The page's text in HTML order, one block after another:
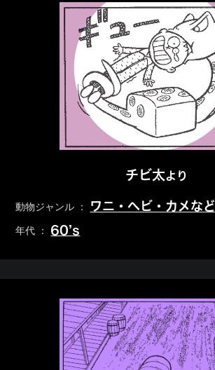
チビ太より
動物ジャンル ： ワニ・ヘビ・カメなど
年代 ： 60’s